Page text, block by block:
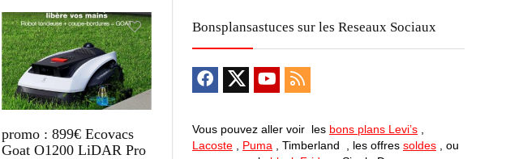
promo : 899€ Ecovacs
Goat O1200 LiDAR Pro
Bonsplansastuces sur les Reseaux Sociaux
Vous pouvez aller voir les bons plans Levi’s
Lacoste
Puma , Timberland , les offres soldes , ou